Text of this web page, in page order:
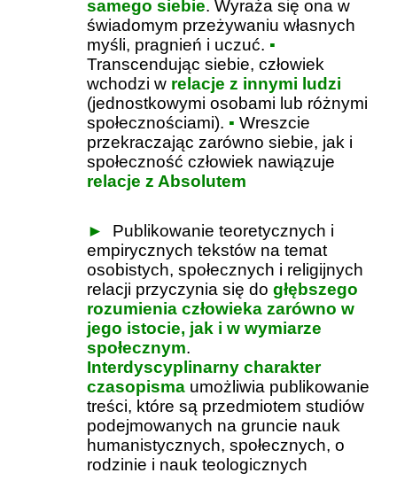
samego siebie. Wyraża się ona w
świadomym przeżywaniu własnych
myśli, pragnień i uczuć. ▪
Transcendując siebie, człowiek
wchodzi w relacje z innymi ludzi
(jednostkowymi osobami lub różnymi
społecznościami). ▪ Wreszcie
przekraczając zarówno siebie, jak i
społeczność człowiek nawiązuje
relacje z Absolutem
►
Publikowanie teoretycznych i
empirycznych tekstów na temat
osobistych, społecznych i religijnych
relacji przyczynia się do głębszego
rozumienia człowieka zarówno w
jego istocie, jak i w wymiarze
społecznym.
Interdyscyplinarny charakter
czasopisma umożliwia publikowanie
treści, które są przedmiotem studiów
podejmowanych na gruncie nauk
humanistycznych, społecznych, o
rodzinie i nauk teologicznych